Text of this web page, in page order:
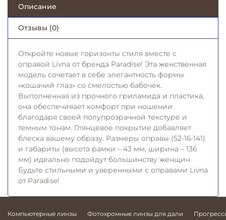
Описание
Отзывы (0)
Откройте новые горизонты стиля вместе с
оправой Livna от бренда Paradise! Эта женственная
модель сочетает в себе элегантность формы
«кошачий глаз» со смелостью бабочек.
Выполненная из прочного гриламида и пластика,
она обеспечивает комфорт при ношении
благодаря своей полупрозрачной текстуре и
темным тонам. Глянцевое покрытие добавляет
блеска вашему образу. Размеры оправы (52-16-141)
и габариты (высота рамки – 43 мм, ширина – 136
мм) идеально подойдут большинству женщин.
Будьте стильными и уверенными с оправами Livna
от Paradise!
Компьютерные линзы Фотохромные линзы для дали